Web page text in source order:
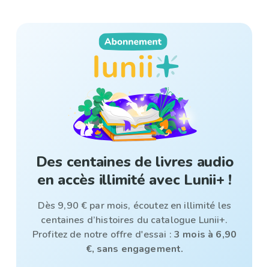
Des centaines de livres audio
en accès illimité avec Lunii+ !
Dès 9,90 € par mois, écoutez en illimité les
centaines d’histoires du catalogue Lunii+.
Profitez de notre offre d'essai :3 mois à 6,90
€, sans engagement.